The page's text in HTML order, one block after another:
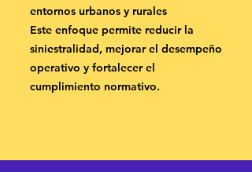
entornos urbanos y rurales
Este enfoque permite reducir la
siniestralidad, mejorar el desempeño
operativo y fortalecer el
cumplimiento normativo.